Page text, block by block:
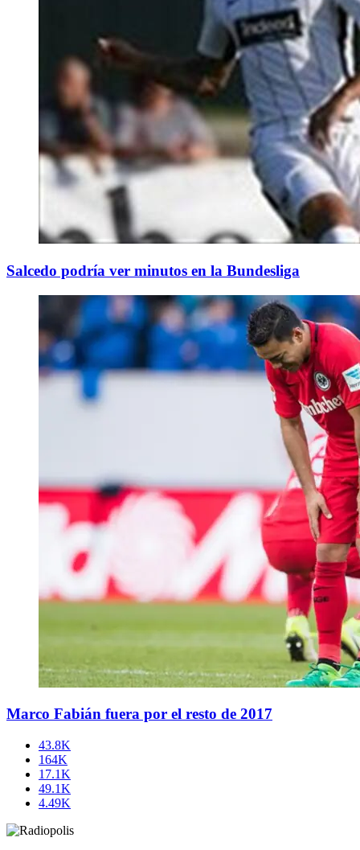
Salcedo podría ver minutos en la Bundesliga
Marco Fabián fuera por el resto de 2017
43.8K
164K
17.1K
49.1K
4.49K